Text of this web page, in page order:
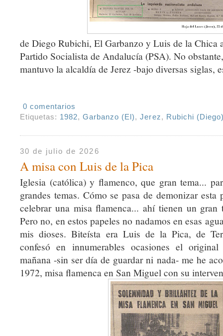
de Diego Rubichi, El Garbanzo y Luis de la Chica
Partido Socialista de Andalucía (PSA). No
mantuvo la alcaldía de Jerez -bajo diversas siglas,
0 comentarios
Etiquetas: 1982,Garbanzo (El),Jerez, Rubichi
30 de julio de 2026
A misa con Luis de la Pica
Iglesia (católica) y flamenco, que gran tema...
grandes temas. Cómo se pasa de demonizar
celebrar una misa flamenca... ahí tienen un
Pero no, en estos papeles no nadamos en esas
mis dioses. Biteísta era Luis de la Pica, de
confesó en innumerables ocasiones el
mañana -sin ser día de guardar ni nada- me he
1972, misa flamenca en San Miguel con su